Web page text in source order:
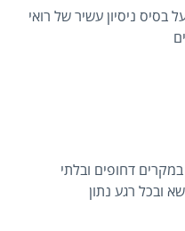
ניסיון עשיר של רואי
דחופים ובלתי
ובכל רגע נתון